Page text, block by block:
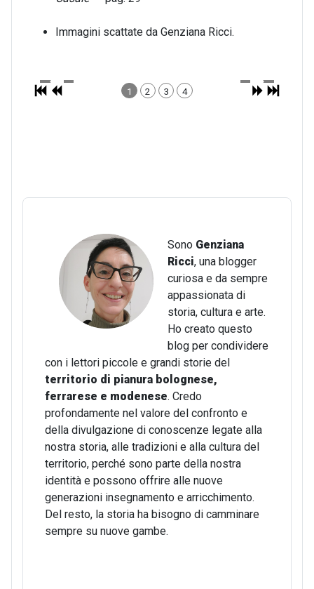
Immagini scattate da Genziana Ricci.
1 2 3 4
Sono Genziana
Ricci, una blogger
curiosa e da sempre
appassionata di
storia, cultura e arte.
Ho creato questo
blog per condividere
con i lettori piccole e grandi storie del
territorio di pianura bolognese,
ferrarese e modenese. Credo
profondamente nel valore del confronto e
della divulgazione di conoscenze legate alla
nostra storia, alle tradizioni e alla cultura del
territorio, perché sono parte della nostra
identità e possono offrire alle nuove
generazioni insegnamento e arricchimento.
Del resto, la storia ha bisogno di camminare
sempre su nuove gambe.